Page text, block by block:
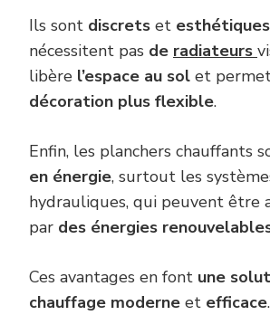
Ils sont discrets et esthétiques
nécessitent pas de radiateurs
libère l’espace au sol et
décoration plus flexible.
Enfin, les planchers chauffants
en énergie, surtout les
hydrauliques, qui peuvent être
par des énergies
Ces avantages en font une
chauffage moderne et efficace.